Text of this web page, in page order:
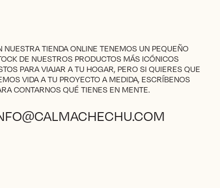
NUESTRA TIENDA ONLINE TENEMOS UN PEQUEÑO
DE NUESTROS PRODUCTOS MÁS ICÓNICOS
PARA VIAJAR A TU HOGAR, PERO SI QUIERES QUE
VIDA A TU PROYECTO A MEDIDA, ESCRÍBENOS
CONTARNOS QUÉ TIENES EN MENTE.